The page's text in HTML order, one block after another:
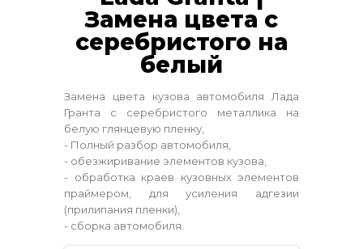
Замена цвета с
серебристого на
белый
Замена цвета кузова автомобиля Лада
Гранта с серебристого металлика на
белую глянцевую пленку,
- Полный разбор автомобиля,
- обезжиривание элементов кузова,
- обработка краев кузовных элементов
праймером, для усиления адгезии
(прилипания пленки),
- сборка автомобиля.